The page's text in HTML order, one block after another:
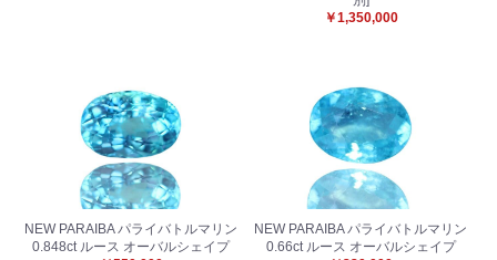
￥1,350,000
NEW PARAIBA パライバトルマリン
0.848ct ルース オーバルシェイプ
NEW PARAIBA パライバトルマリン
0.66ct ルース オーバルシェイプ